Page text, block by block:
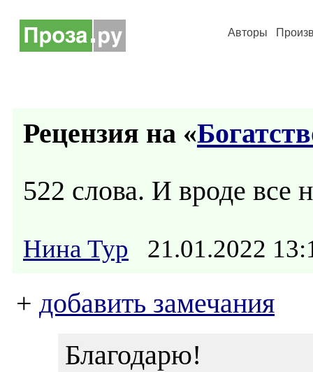
Авторы
Рецензия на «
522 слова. И вроде все
Нина Тур 21.01.2022
+ добавить замечания
Благодарю!